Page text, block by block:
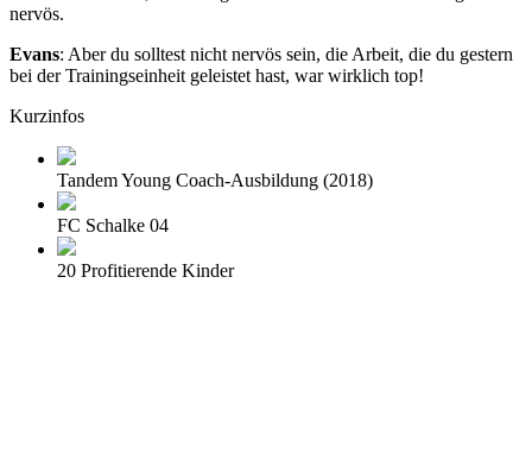
nervös.
Evans: Aber du solltest nicht nervös sein, die Arbeit, die du gestern
bei der Trainingseinheit geleistet hast, war wirklich top!
Kurzinfos
Tandem Young Coach-Ausbildung (2018)
FC Schalke 04
20 Profitierende Kinder